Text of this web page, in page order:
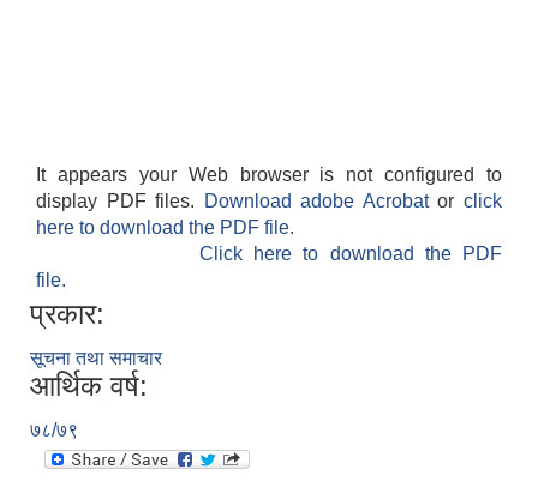
It appears your Web browser is not configured to
display PDF files.
Download adobe Acrobatorclick
here to download the PDF file.
Click here to download the PDF
file.
प्रकार:
सूचना तथा समाचार
आर्थिक वर्ष:
७८/७९